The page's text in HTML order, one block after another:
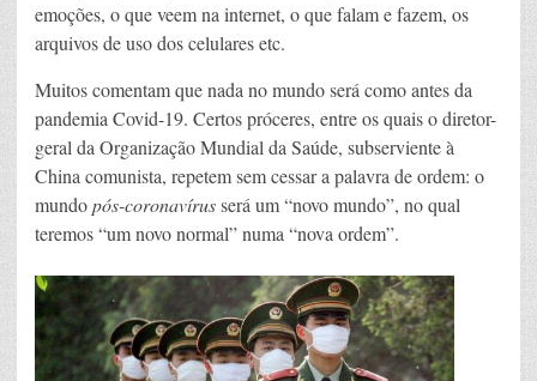
emoções, o que veem na internet, o que falam e fazem, os
arquivos de uso dos celulares etc.
Muitos comentam que nada no mundo será como antes da
pandemia Covid-19. Certos próceres, entre os quais o diretor-
geral da Organização Mundial da Saúde, subserviente à
China comunista, repetem sem cessar a palavra de ordem: o
mundopós-coronavírusserá um “novo mundo”, no qual
teremos “um novo normal” numa “nova ordem”.